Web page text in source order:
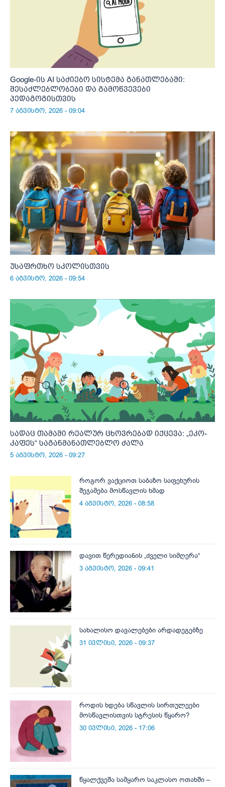
Google-ის AI საძიებო სისტემა განათლებაში:
შესაძლებლობები და გამოწვევები
პედაგოგისთვის
7 აგვისტო, 2026 - 09:04
უსაფრთხო სკოლისთვის
6 აგვისტო, 2026 - 09:54
სადაც თამაში რეალურ ცხოვრებად იქცევა: „ეკო-
კაფეს“ საგანმანათლებლო ძალა
5 აგვისტო, 2026 - 09:27
როგორ ვაქციოთ საბაზო საფეხურის
შეჯამება მოსწავლის ხმად
4 აგვისტო, 2026 - 08:58
დავით წერედიანის „ძველი სიმღერა“
3 აგვისტო, 2026 - 09:41
სახალისო დავალებები არდადეგებზე
31 ივლისი, 2026 - 09:37
როდის ხდება სწავლის სირთულეები
მოსწავლისთვის სტრესის წყარო?
30 ივლისი, 2026 - 17:06
წყალქვეშა სამყარო საკლასო ოთახში –